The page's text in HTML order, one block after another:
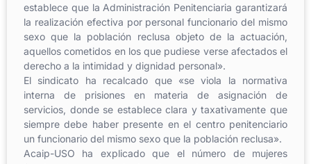
establece que la Administración Penitenciaria garantizará
la realización efectiva por personal funcionario del mismo
sexo que la población reclusa objeto de la actuación,
aquellos cometidos en los que pudiese verse afectados el
derecho a la intimidad y dignidad personal».
El sindicato ha recalcado que «se viola la normativa
interna de prisiones en materia de asignación de
servicios, donde se establece clara y taxativamente que
siempre debe haber presente en el centro penitenciario
un funcionario del mismo sexo que la población reclusa».
Acaip-USO ha explicado que el número de mujeres